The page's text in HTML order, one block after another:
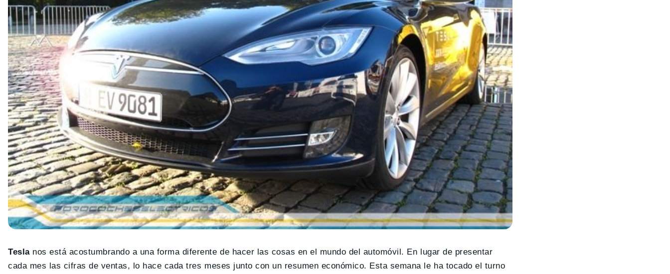
Teslanos está acostumbrando a una forma diferente de hacer las cosas en el mundo del automóvil. En lugar de presentar
cada mes las cifras de ventas, lo hace cada tres meses junto con un resumen económico. Esta semana le ha tocado el turno